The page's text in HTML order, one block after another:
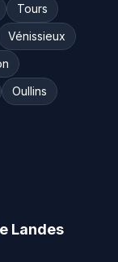
Tours
Vénissieux
Oullins
Landes